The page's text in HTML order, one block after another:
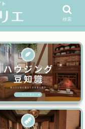
アトリエを応援 >> 検索